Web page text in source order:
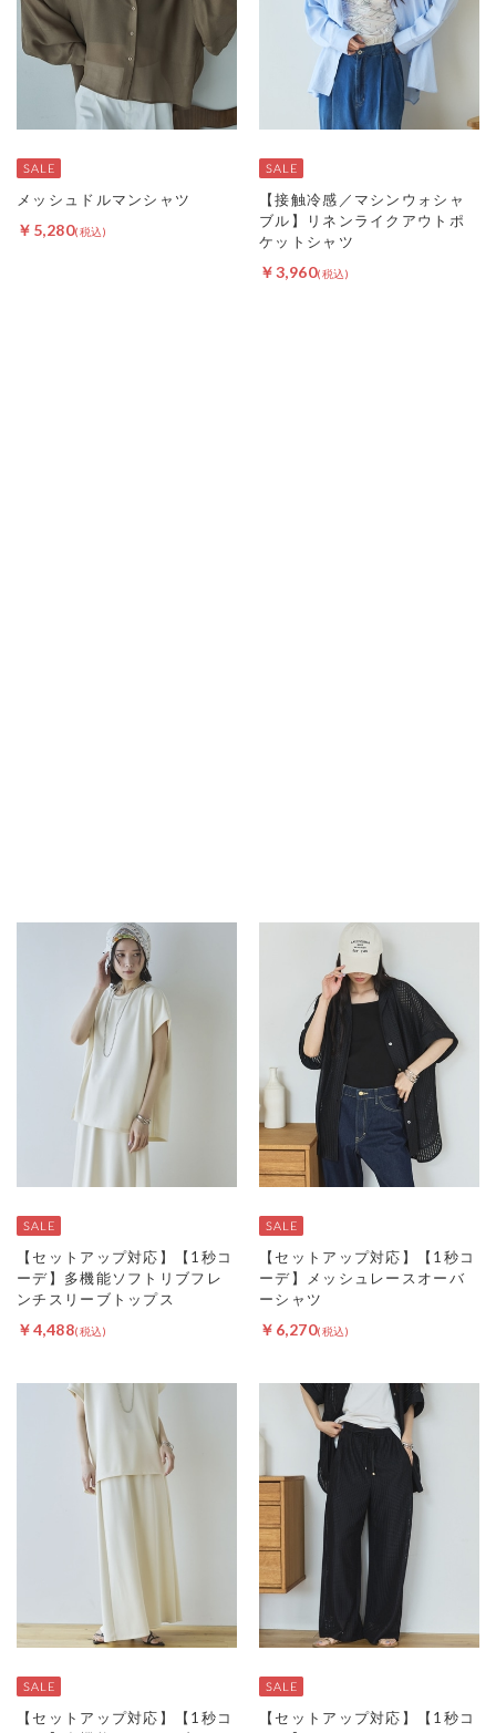
メッシュドルマンシャツ
￥5,280
【接触冷感／マシンウォシャ
ブル】リネンライクアウトポ
ケットシャツ
￥3,960
【セットアップ対応】【1秒コ
ーデ】多機能ソフトリブフレ
ンチスリーブトップス
￥4,488
【セットアップ対応】【1秒コ
ーデ】メッシュレースオーバ
ーシャツ
￥6,270
【セットアップ対応】【1秒コ
【セットアップ対応】【1秒コ